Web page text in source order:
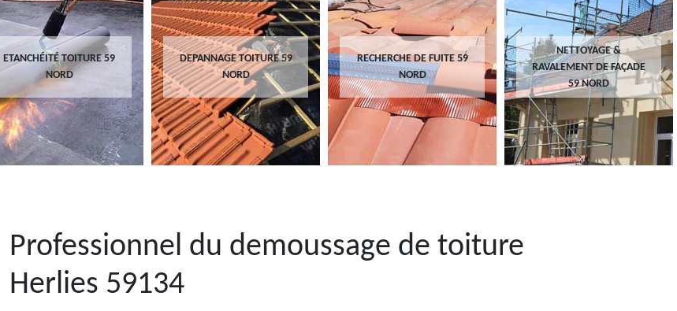
ETANCHÉITÉ TOITURE 59
NORD
DEPANNAGE TOITURE 59
NORD
RECHERCHE DE FUITE 59
NORD
NETTOYAGE &
RAVALEMENT DE FAÇADE
59 NORD
Professionnel du demoussage de toiture
Herlies 59134